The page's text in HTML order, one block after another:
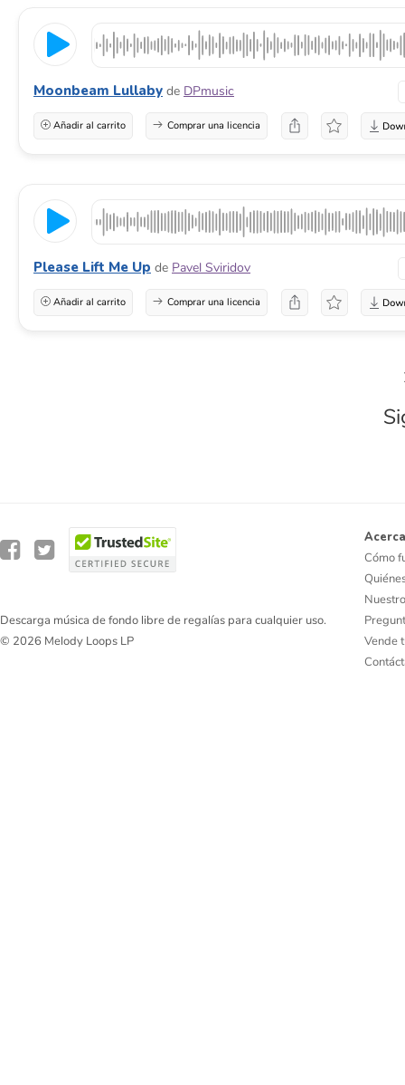
Moonbeam Lullaby de DPmusic
Añadir al carrito Comprar una licencia
Please Lift Me Up de Pavel Sviridov
Añadir al carrito Comprar una licencia
Descarga música de fondo libre de regalías para cualquier uso.
© 2026 Melody Loops LP
Cómo
Vende